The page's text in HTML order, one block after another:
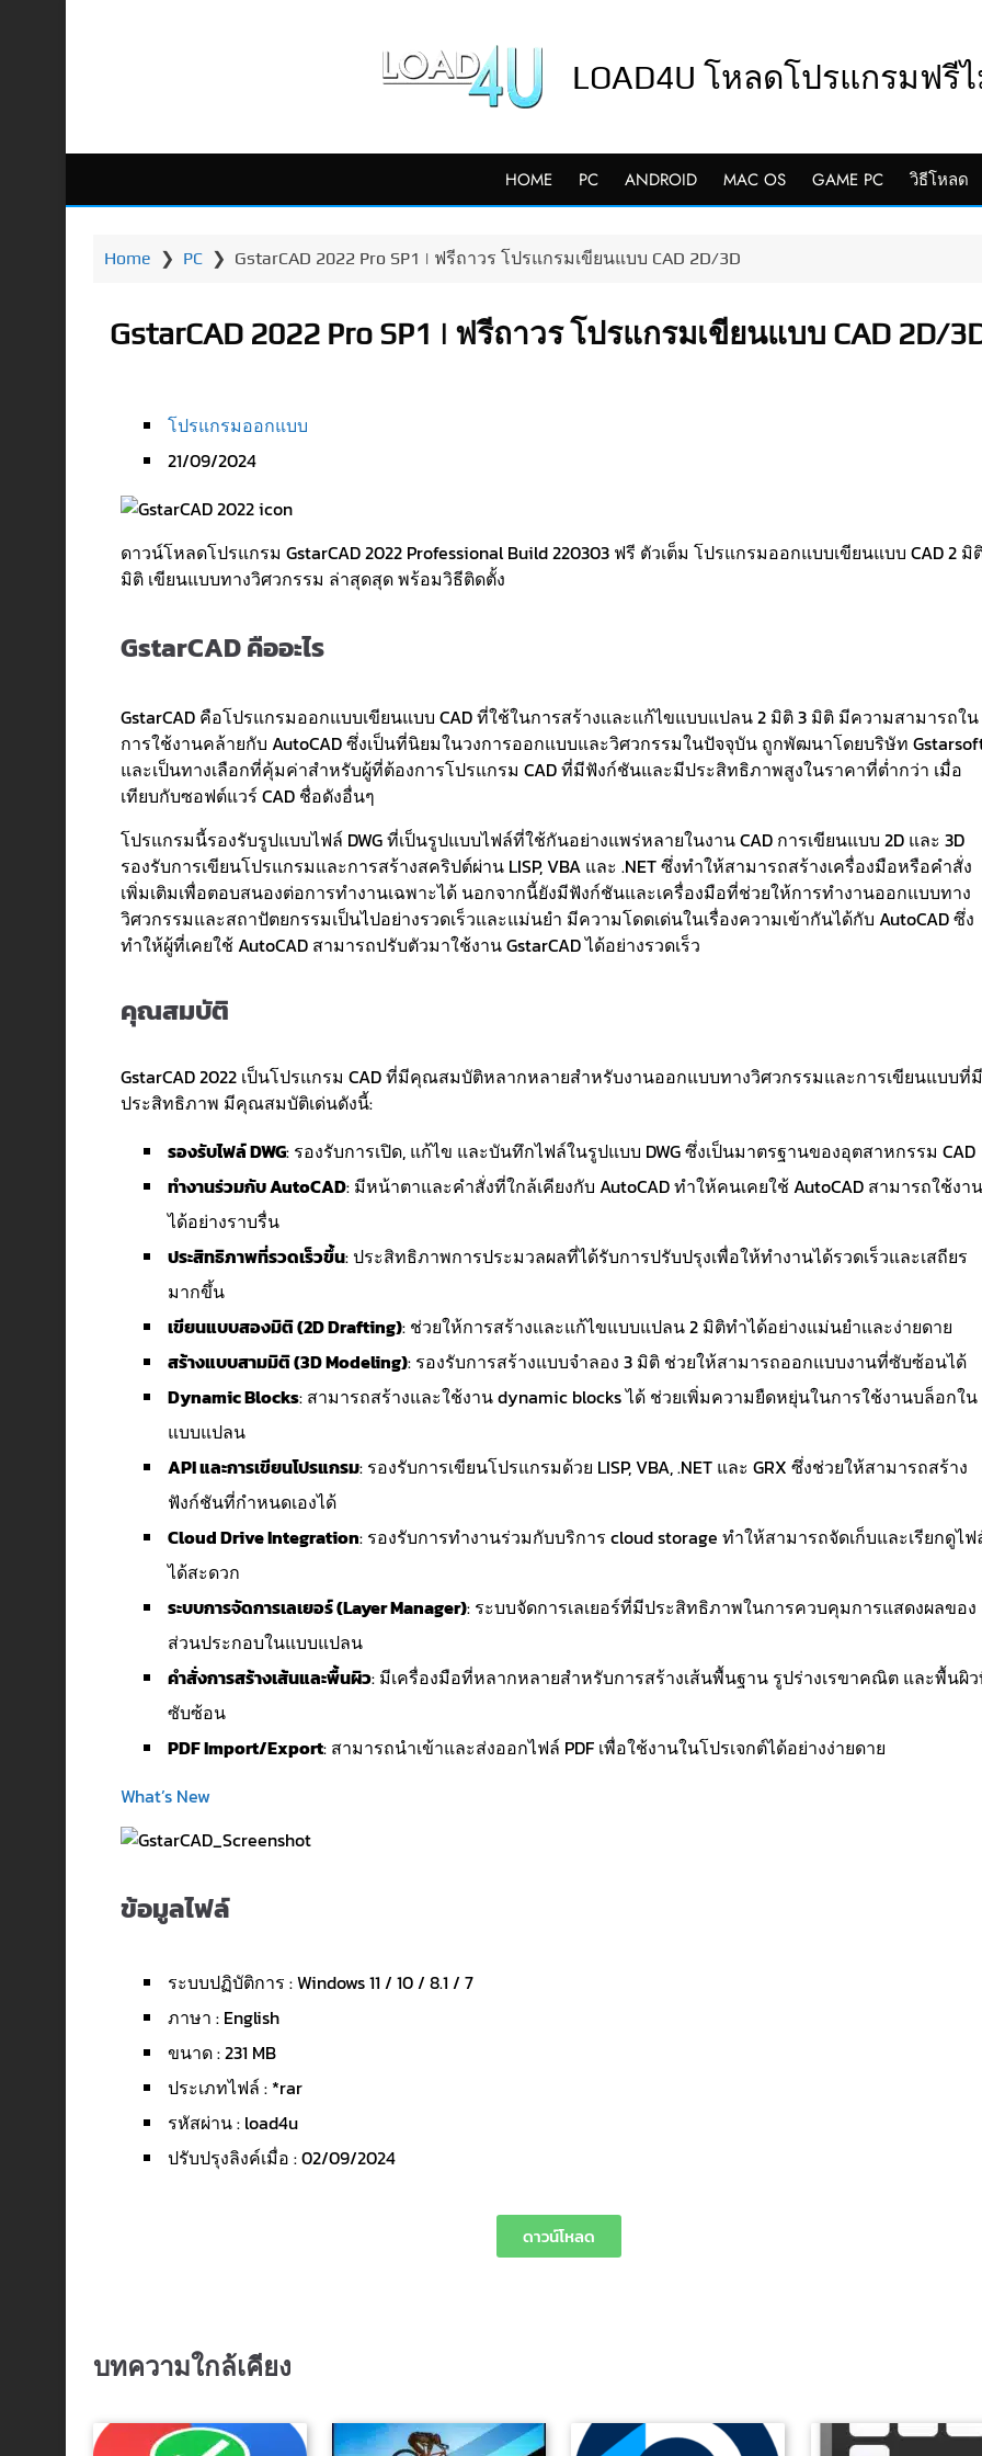
LOAD4U โหลดโปรแกรมฟรี
HOME PC ANDROID MAC OS GAME PC วิธีโหลด
Home ❯ PC❯ GstarCAD 2022 Pro SP1 | ฟรีถาวร โปรแกรมเขียนแบบ CAD 2D/3D
GstarCAD 2022 Pro SP1 | ฟรีถาวร โปรแกรมเขียนแบบ CAD 2D/
โปรแกรมออกแบบ
21/09/2024
ดาวน์โหลดโปรแกรม GstarCAD 2022 Professional Build 220303 ฟรี ตัวเต็ม โปรแกรมออกแบบเขียนแบบ CAD 2 มิ
มิติ เขียนแบบทางวิศวกรรม ล่าสุดสุด พร้อมวิธีติดตั้ง
GstarCAD คืออะไร
GstarCAD คือโปรแกรมออกแบบเขียนแบบ CAD ที่ใช้ในการสร้างและแก้ไขแบบแปลน 2 มิติ 3 มิติ มีความสามารถใน
การใช้งานคล้ายกับ AutoCAD ซึ่งเป็นที่นิยมในวงการออกแบบและวิศวกรรมในปัจจุบัน ถูกพัฒนาโดยบริษัท
และเป็นทางเลือกที่คุ้มค่าสำหรับผู้ที่ต้องการโปรแกรม CAD ที่มีฟังก์ชันและมีประสิทธิภาพสูงในราคาที่ต่ำกว่า เมื่อ
เทียบกับซอฟต์แวร์ CAD ชื่อดังอื่นๆ
โปรแกรมนี้รองรับรูปแบบไฟล์ DWG ที่เป็นรูปแบบไฟล์ที่ใช้กันอย่างแพร่หลายในงาน CAD การเขียนแบบ 2D และ 3D
รองรับการเขียนโปรแกรมและการสร้างสคริปต์ผ่าน LISP, VBA และ .NET ซึ่งทำให้สามารถสร้างเครื่องมือหรือคำสั่ง
เพิ่มเติมเพื่อตอบสนองต่อการทำงานเฉพาะได้ นอกจากนี้ยังมีฟังก์ชันและเครื่องมือที่ช่วยให้การทำงานออกแบบทาง
วิศวกรรมและสถาปัตยกรรมเป็นไปอย่างรวดเร็วและแม่นยำ มีความโดดเด่นในเรื่องความเข้ากันได้กับ AutoCAD ซึ่ง
ทำให้ผู้ที่เคยใช้ AutoCAD สามารถปรับตัวมาใช้งาน GstarCAD ได้อย่างรวดเร็ว
คุณสมบัติ
GstarCAD 2022 เป็นโปรแกรม CAD ที่มีคุณสมบัติหลากหลายสำหรับงานออกแบบทางวิศวกรรมและการเขียนแบบที่มี
ประสิทธิภาพ มีคุณสมบัติเด่นดังนี้:
รองรับไฟล์ DWG: รองรับการเปิด, แก้ไข และบันทึกไฟล์ในรูปแบบ DWG ซึ่งเป็นมาตรฐานของอุตสาหกรรม CAD
ทำงานร่วมกับ AutoCAD: มีหน้าตาและคำสั่งที่ใกล้เคียงกับ AutoCAD ทำให้คนเคยใช้ AutoCAD สามารถใช้งาน
ได้อย่างราบรื่น
ประสิทธิภาพที่รวดเร็วขึ้น: ประสิทธิภาพการประมวลผลที่ได้รับการปรับปรุงเพื่อให้ทำงานได้รวดเร็วและเสถียร
มากขึ้น
เขียนแบบสองมิติ (2D Drafting): ช่วยให้การสร้างและแก้ไขแบบแปลน 2 มิติทำได้อย่างแม่นยำและง่ายดาย
สร้างแบบสามมิติ (3D Modeling): รองรับการสร้างแบบจำลอง 3 มิติ ช่วยให้สามารถออกแบบงานที่ซับซ้อนได้
Dynamic Blocks: สามารถสร้างและใช้งาน dynamic blocks ได้ ช่วยเพิ่มความยืดหยุ่นในการใช้งานบล็อกใน
แบบแปลน
API และการเขียนโปรแกรม: รองรับการเขียนโปรแกรมด้วย LISP, VBA, .NET และ GRX ซึ่งช่วยให้สามารถสร้าง
ฟังก์ชันที่กำหนดเองได้
Cloud Drive Integration: รองรับการทำงานร่วมกับบริการ cloud storage ทำให้สามารถจัดเก็บและเรียกดูไฟ
ได้สะดวก
ระบบการจัดการเลเยอร์ (Layer Manager): ระบบจัดการเลเยอร์ที่มีประสิทธิภาพในการควบคุมการแสดงผลของ
ส่วนประกอบในแบบแปลน
คำสั่งการสร้างเส้นและพื้นผิว: มีเครื่องมือที่หลากหลายสำหรับการสร้างเส้นพื้นฐาน รูปร่างเรขาคณิต และพื้นผิ
ซับซ้อน
PDF Import/Export: สามารถนำเข้าและส่งออกไฟล์ PDF เพื่อใช้งานในโปรเจกต์ได้อย่างง่ายดาย
What’s New
ข้อมูลไฟล์
ระบบปฏิบัติการ : Windows 11 / 10 / 8.1 / 7
ภาษา : English
ขนาด : 231 MB
ประเภทไฟล์ : *rar
รหัสผ่าน : load4u
ปรับปรุงลิงค์เมื่อ : 02/09/2024
ดาวน์โหลด
บทความใกล้เคียง